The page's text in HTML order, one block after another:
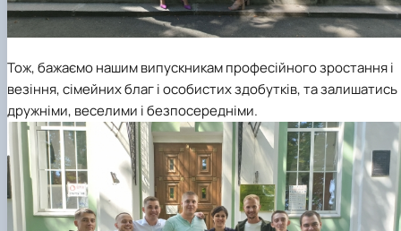
Тож, бажаємо нашим випускникам професійного зростання і
везіння, сімейних благ і особистих здобутків, та залишатись
дружніми, веселими і безпосередніми.